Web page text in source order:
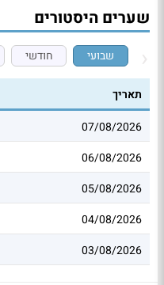
שערים היסטורים
שבועי חודשי
תאריך
07/08/2026
06/08/2026
05/08/2026
04/08/2026
03/08/2026